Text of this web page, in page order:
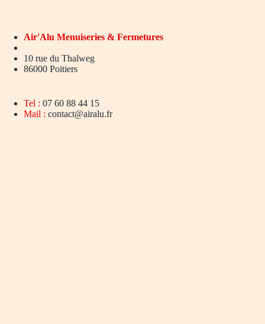
Air'Alu Menuiseries & Fermetures
10 rue du Thalweg
86000 Poitiers
Tel : 07 60 88 44 15
Mail : contact@airalu.fr